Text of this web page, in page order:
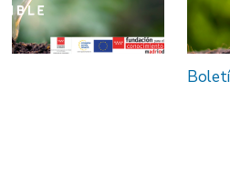
Boletín EEN Madrid junio 2026